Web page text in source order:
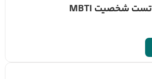
تست شخصیت MBTI